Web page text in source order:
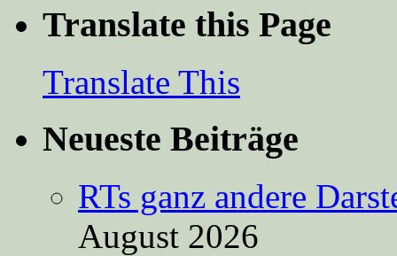
Translate this Page
Translate This
Neueste Beiträge
RTs ganz andere
August 2026